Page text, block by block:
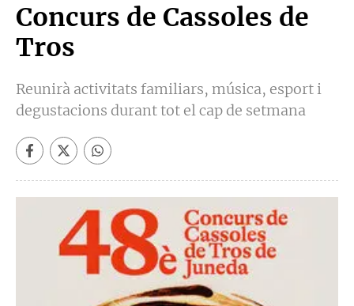
Concurs de Cassoles de
Tros
Reunirà activitats familiars, música, esport i
degustacions durant tot el cap de setmana